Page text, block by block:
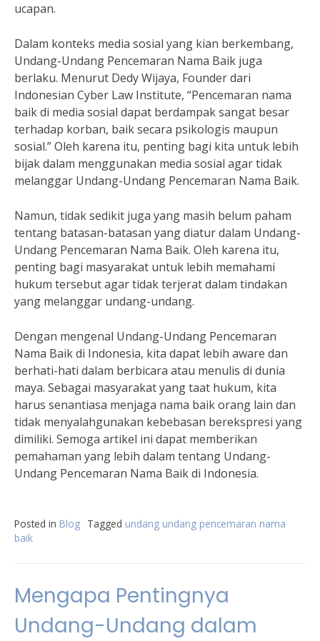
ucapan.
Dalam konteks media sosial yang kian berkembang,
Undang-Undang Pencemaran Nama Baik juga
berlaku. Menurut Dedy Wijaya, Founder dari
Indonesian Cyber Law Institute, “Pencemaran nama
baik di media sosial dapat berdampak sangat besar
terhadap korban, baik secara psikologis maupun
sosial.” Oleh karena itu, penting bagi kita untuk lebih
bijak dalam menggunakan media sosial agar tidak
melanggar Undang-Undang Pencemaran Nama Baik.
Namun, tidak sedikit juga yang masih belum paham
tentang batasan-batasan yang diatur dalam Undang-
Undang Pencemaran Nama Baik. Oleh karena itu,
penting bagi masyarakat untuk lebih memahami
hukum tersebut agar tidak terjerat dalam tindakan
yang melanggar undang-undang.
Dengan mengenal Undang-Undang Pencemaran
Nama Baik di Indonesia, kita dapat lebih aware dan
berhati-hati dalam berbicara atau menulis di dunia
maya. Sebagai masyarakat yang taat hukum, kita
harus senantiasa menjaga nama baik orang lain dan
tidak menyalahgunakan kebebasan berekspresi yang
dimiliki. Semoga artikel ini dapat memberikan
pemahaman yang lebih dalam tentang Undang-
Undang Pencemaran Nama Baik di Indonesia.
Posted in Blog Tagged undang undang pencemaran nama
baik
Mengapa Pentingnya
Undang-Undang dalam